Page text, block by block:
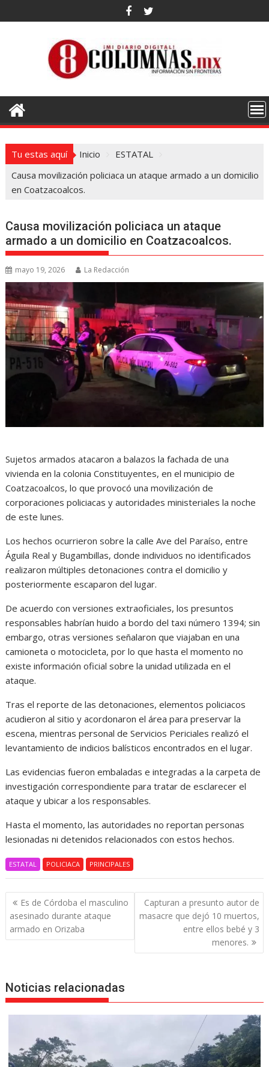
al
Tu estas aquí Inicio
ESTATAL
Causa movilización policiaca un ataque armado a un domicilio
en Coatzacoalcos.
Causa movilización policiaca un ataque
armado a un domicilio en Coatzacoalcos.
mayo 19, 2026 La Redacción
Sujetos armados atacaron a balazos la fachada de una
vivienda en la colonia Constituyentes, en el municipio de
Coatzacoalcos, lo que provocó una movilización de
corporaciones policiacas y autoridades ministeriales la noche
de este lunes.
Los hechos ocurrieron sobre la calle Ave del Paraíso, entre
Águila Real y Bugambillas, donde individuos no identificados
realizaron múltiples detonaciones contra el domicilio y
posteriormente escaparon del lugar.
De acuerdo con versiones extraoficiales, los presuntos
responsables habrían huido a bordo del taxi número 1394; sin
embargo, otras versiones señalaron que viajaban en una
camioneta o motocicleta, por lo que hasta el momento no
existe información oficial sobre la unidad utilizada en el
ataque.
Tras el reporte de las detonaciones, elementos policiacos
acudieron al sitio y acordonaron el área para preservar la
escena, mientras personal de Servicios Periciales realizó el
levantamiento de indicios balísticos encontrados en el lugar.
Las evidencias fueron embaladas e integradas a la carpeta de
investigación correspondiente para tratar de esclarecer el
ataque y ubicar a los responsables.
Hasta el momento, las autoridades no reportan personas
lesionadas ni detenidos relacionados con estos hechos.
ESTATAL POLICIACA PRINCIPALES
Navegación
de
entradas
Es de Córdoba el masculino
asesinado durante ataque
armado en Orizaba
Capturan a presunto autor de
masacre que dejó 10 muertos,
entre ellos bebé y 3
menores.
Noticias relacionadas